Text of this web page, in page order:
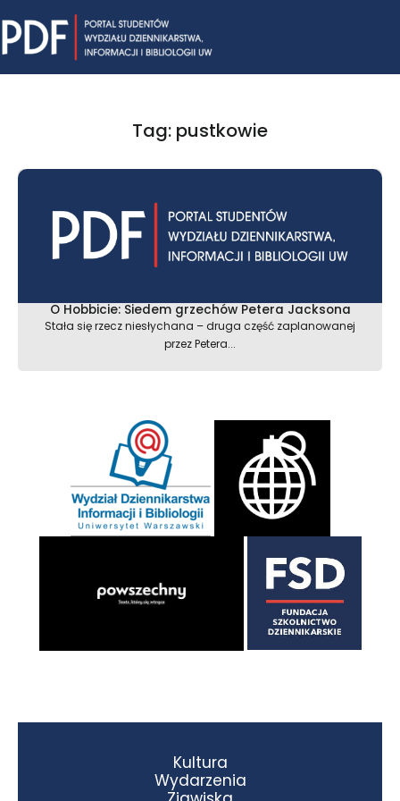
to
content
Tag: pustkowie
O Hobbicie: Siedem grzechów Petera Jacksona
Stała się rzecz niesłychana – druga część zaplanowanej
przez Petera...
Kultura
Wydarzenia